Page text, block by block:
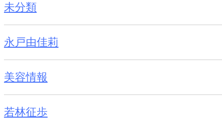
未分類
永戸由佳莉
美容情報
若林征歩